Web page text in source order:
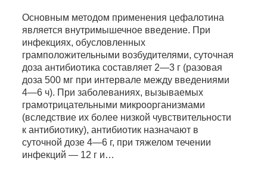
Основным методом применения цефалотина
является внутримышечное введение. При
инфекциях, обусловленных
грамположительными возбудителями, суточная
доза антибиотика составляет 2—3 г (разовая
доза 500 мг при интервале между введениями
4—6 ч). При заболеваниях, вызываемых
грамотрицательными микроорганизмами
(вследствие их более низкой чувствительности
к антибиотику), антибиотик назначают в
суточной дозе 4—6 г, при тяжелом течении
инфекций — 12 г и…